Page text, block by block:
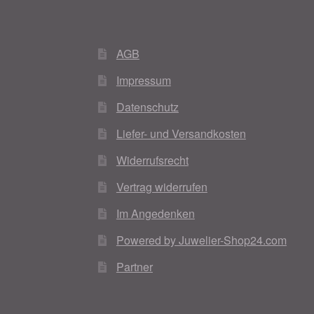
AGB
Impressum
Datenschutz
Liefer- und Versandkosten
Widerrufsrecht
Vertrag widerrufen
Im Angedenken
Powered by Juwelier-Shop24.com
Partner